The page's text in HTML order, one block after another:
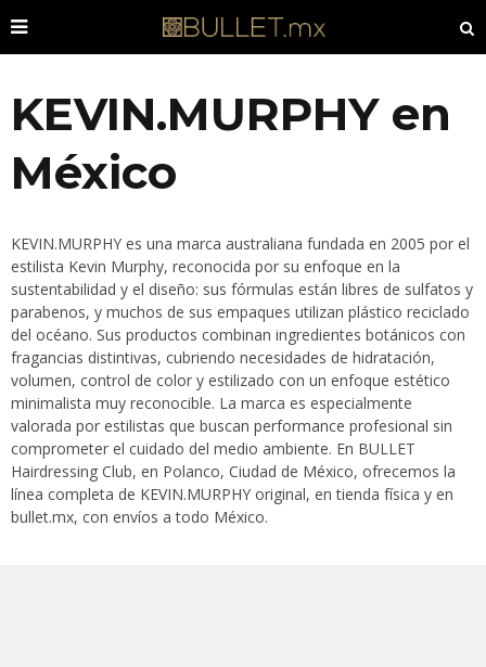
KEVIN.MURPHY en
México
KEVIN.MURPHY es una marca australiana fundada en 2005 por el
estilista Kevin Murphy, reconocida por su enfoque en la
sustentabilidad y el diseño: sus fórmulas están libres de sulfatos y
parabenos, y muchos de sus empaques utilizan plástico reciclado
del océano. Sus productos combinan ingredientes botánicos con
fragancias distintivas, cubriendo necesidades de hidratación,
volumen, control de color y estilizado con un enfoque estético
minimalista muy reconocible. La marca es especialmente
valorada por estilistas que buscan performance profesional sin
comprometer el cuidado del medio ambiente. En BULLET
Hairdressing Club, en Polanco, Ciudad de México, ofrecemos la
línea completa de KEVIN.MURPHY original, en tienda física y en
bullet.mx, con envíos a todo México.